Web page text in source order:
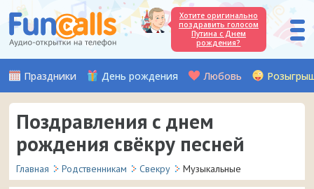
Хотите оригинально
поздравить голосом
Путина с Днем
рождения?
Праздники День рождения Любовь
Поздравления с днем
рождения свёкру песней
Главная Родственникам Свекру Музыкальные